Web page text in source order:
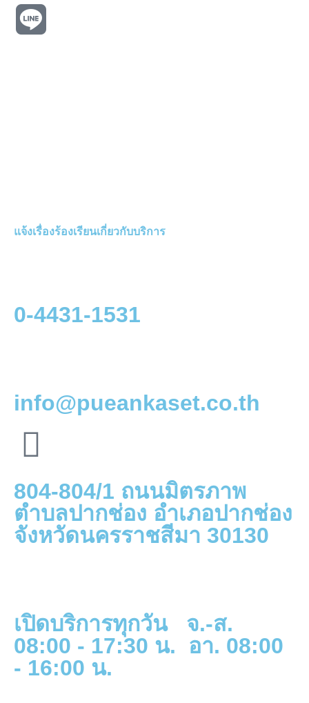
แจ้งเรื่องร้องเรียนเกี่ยวกับบริการ
0-4431-1531
info@pueankaset.co.th
804-804/1 ถนนมิตรภาพ
ตำบลปากช่อง อำเภอปากช่อง
จังหวัดนครราชสีมา 30130
เปิดบริการทุกวัน จ.-ส.
08:00 - 17:30 น. อา. 08:00
- 16:00 น.